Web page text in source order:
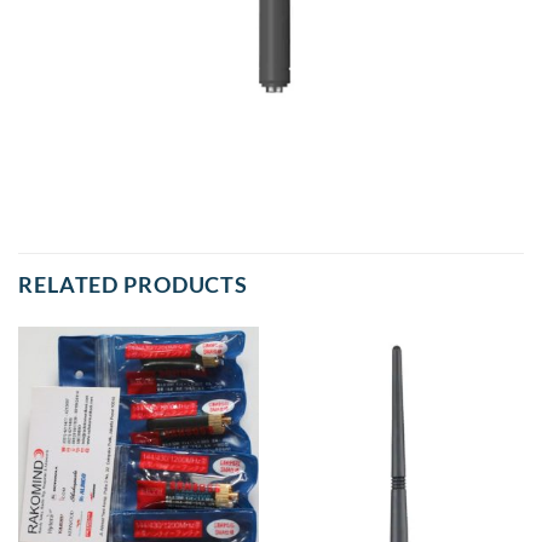
RELATED PRODUCTS